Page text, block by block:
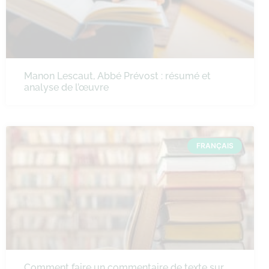
Manon Lescaut, Abbé Prévost : résumé et
analyse de l’œuvre
FRANÇAIS